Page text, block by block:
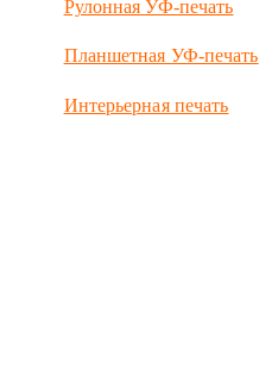
Рулонная УФ-печать
Планшетная УФ-печать
Интерьерная печать